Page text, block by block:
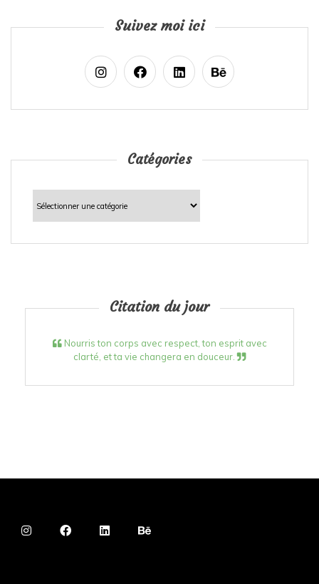
Suivez moi ici
Catégories
Catégories
Citation du jour
Nourris ton corps avec respect, ton esprit avec
clarté, et ta vie changera en douceur.